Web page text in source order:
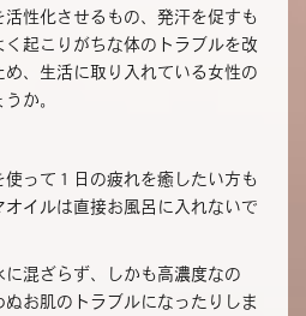
性化させるもの、発汗を促すも
起こりがちな体のトラブルを改
、生活に取り入れている女性の
か。
って１日の疲れを癒したい方も
イルは直接お風呂に入れないで
混ざらず、しかも高濃度なの
お肌のトラブルになったりしま